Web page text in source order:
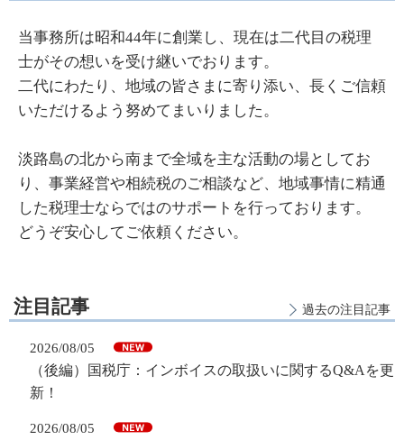
当事務所は昭和44年に創業し、現在は二代目の税理
士がその想いを受け継いでおります。
二代にわたり、地域の皆さまに寄り添い、長くご信頼
いただけるよう努めてまいりました。
淡路島の北から南まで全域を主な活動の場としてお
り、事業経営や相続税のご相談など、地域事情に精通
した税理士ならではのサポートを行っております。
どうぞ安心してご依頼ください。
注目記事 過去の注目記事
2026/08/05
（後編）国税庁：インボイスの取扱いに関するQ&Aを更
新！
2026/08/05